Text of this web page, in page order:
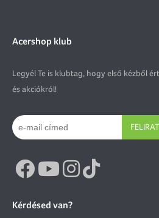
Acershop klub
Legyél Te is klubtag, hogy első kézből
és akciókról!
Kérdésed van?